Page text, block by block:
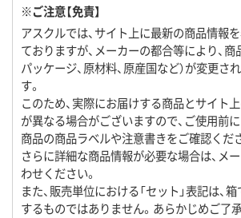
※ご注意【免責】
アスクルでは、サイト上に最新の商品情報
ておりますが、メーカーの都合等により、商
パッケージ、原材料、原産国など）が変更さ
す。
このため、実際にお届けする商品とサイト
が異なる場合がございますので、ご使用前
商品の商品ラベルや注意書きをご確認くだ
さらに詳細な商品情報が必要な場合は、メ
わせください。
また、販売単位における「セット」表記は、
するものではありません。あらかじめご了